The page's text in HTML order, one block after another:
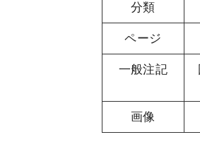
分類
ページ
一般注記
画像